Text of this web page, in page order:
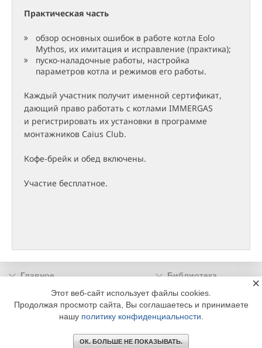
Практическая часть
обзор основных ошибок в работе котла Eolo
Mythos, их имитация и исправление (практика);
пуско-наладочные работы, настройка
параметров котла и режимов его работы.
Каждый участник получит именной сертификат,
дающий право работать с котлами IMMERGAS
и регистрировать их установки в программе
монтажников Caius Club.
Кофе-брейк и обед включены.
Участие бесплатное.
Главное
Библиотека
Подписка
Реклама
Информация
© 2002 - 2026 OOO Издательский дом «МЕДИА ТЕХНОЛОДЖИ» +7 (495) 665-00-
Этот веб-сайт использует файлы cookies.
Продолжая просмотр сайта, Вы соглашаетесь и принимаете
нашу политику конфиденциальности
ОК. БОЛЬШЕ НЕ ПОКАЗЫВАТЬ.
×